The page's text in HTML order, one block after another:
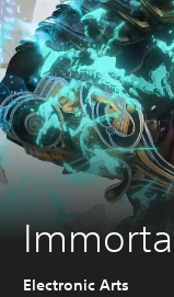
Electronic Arts